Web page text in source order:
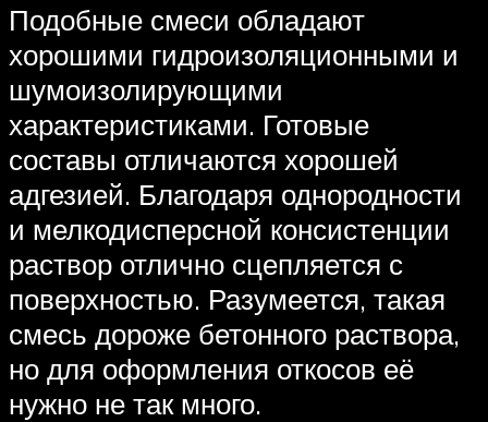
Подобные смеси обладают
хорошими гидроизоляционными и
шумоизолирующими
характеристиками. Готовые
составы отличаются хорошей
адгезией. Благодаря однородности
и мелкодисперсной консистенции
раствор отлично сцепляется с
поверхностью. Разумеется, такая
смесь дороже бетонного раствора,
но для оформления откосов её
нужно не так много.